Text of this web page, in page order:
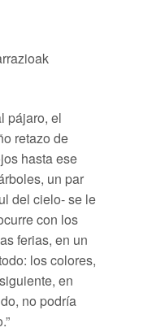
pájaro, el
retazo de
hasta ese
un par
del cielo- se le
con los
ferias, en un
los colores,
en
no podría